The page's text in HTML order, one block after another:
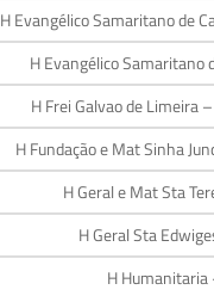
H Evangélico Samaritano de
H Evangélico Samaritano
H Frei Galvao de Limeira
H Fundação e Mat Sinha
H Geral e Mat Sta
H Geral Sta
H